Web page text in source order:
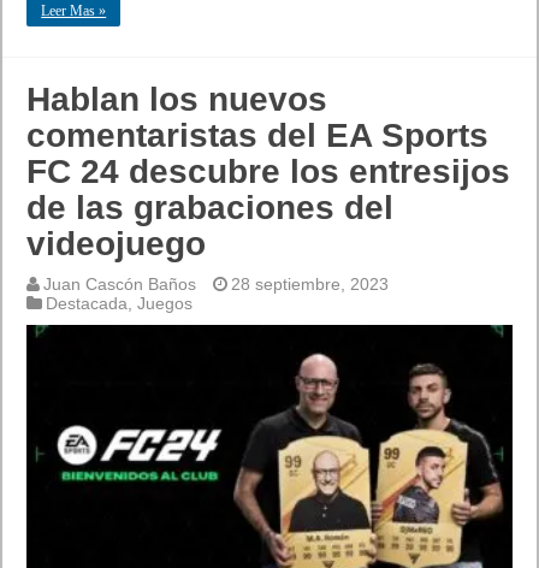
Leer Mas »
Hablan los nuevos
comentaristas del EA Sports
FC 24 descubre los entresijos
de las grabaciones del
videojuego
Juan Cascón Baños
28 septiembre, 2023
Destacada ,Juegos